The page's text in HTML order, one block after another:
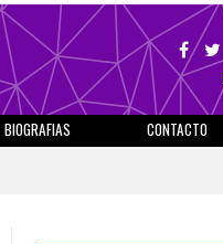
BIOGRAFIAS CONTACTO